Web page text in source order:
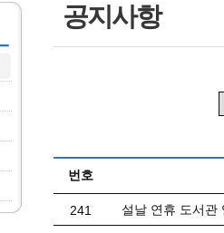
공지사항
번호
241 설날 연휴 도서관